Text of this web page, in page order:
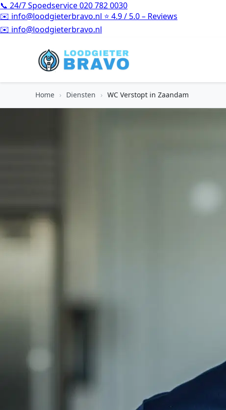
📞 24/7 Spoedservice020 782 0030
✉️ info@loodgieterbravo.nl ⭐ 4.9 / 5.0 – Reviews
✉️ info@loodgieterbravo.nl
Home › Diensten › WC Verstopt in Zaandam